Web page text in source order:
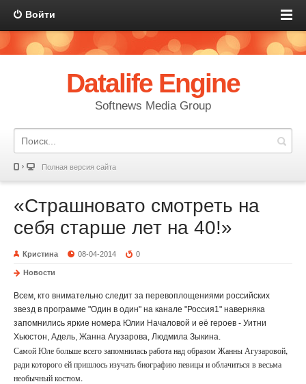
Войти
Datalife Engine
Softnews Media Group
Полная версия сайта
«Страшновато смотреть на
себя старше лет на 40!»
Кристина 08-04-2014 0
Новости
Всем, кто внимательно следит за перевоплощениями российских
звезд в программе "Один в один" на канале "Россия1" наверняка
запомнились яркие номера Юлии Началовой и её героев - Уитни
Хьюстон, Адель, Жанна Агузарова, Людмила Зыкина.
Самой Юле больше всего запомнилась работа над образом Жанны Агузаровой,
ради которого ей пришлось изучать биографию певицы и облачиться в весьма
необычный костюм.